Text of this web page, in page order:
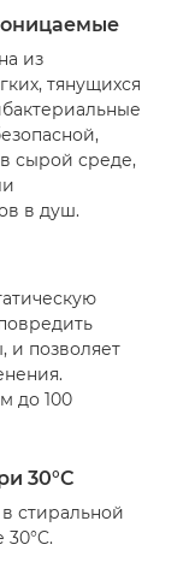
из
тянущихся
сырой среде,
в душ.
и позволяет
до 100
30°C
стиральной